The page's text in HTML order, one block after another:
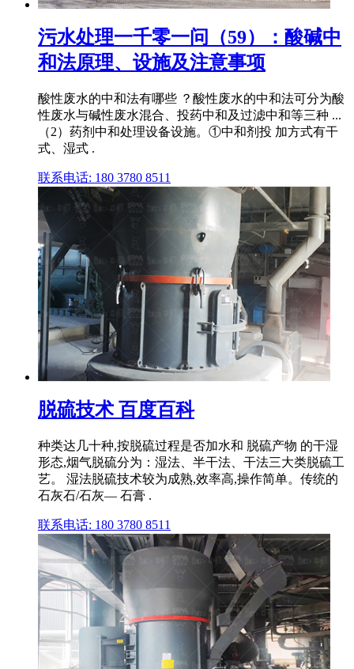
污水处理一千零一问（59）：酸碱中
和法原理、设施及注意事项
酸性废水的中和法有哪些 ？酸性废水的中和法可分为酸
性废水与碱性废水混合、投药中和及过滤中和等三种 ...
（2）药剂中和处理设备设施。①中和剂投 加方式有干
式、湿式 .
联系电话: 180 3780 8511
脱硫技术 百度百科
种类达几十种,按脱硫过程是否加水和 脱硫产物 的干湿
形态,烟气脱硫分为：湿法、半干法、干法三大类脱硫工
艺。 湿法脱硫技术较为成熟,效率高,操作简单。传统的
石灰石/石灰— 石膏 .
联系电话: 180 3780 8511